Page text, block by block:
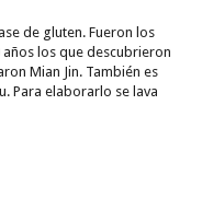
de gluten. Fueron los
años los que descubrieron
Mian Jin. También es
Para elaborarlo se lava